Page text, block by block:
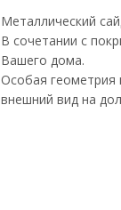
Металлический
В сочетании с
Вашего дома.
Особая геометрия
внешний вид на